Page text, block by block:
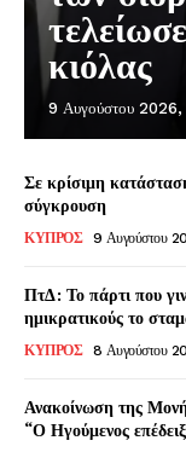
κιόλας
9 Αυγούστου
Σε κρίσιμη
σύγκρουση
ΚΥΠΡΟΣ 9 Αυγούστου
ΠτΔ: Το πάρτι που
ημικρατικούς το
ΚΥΠΡΟΣ 8 Αυγούστου
Ανακοίνωση της
“Ο Ηγούμενος